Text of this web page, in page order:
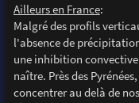
Ailleurs en France:
Malgré des profils
l'absence de
une inhibition
naître. Près des
concentrer au delà de